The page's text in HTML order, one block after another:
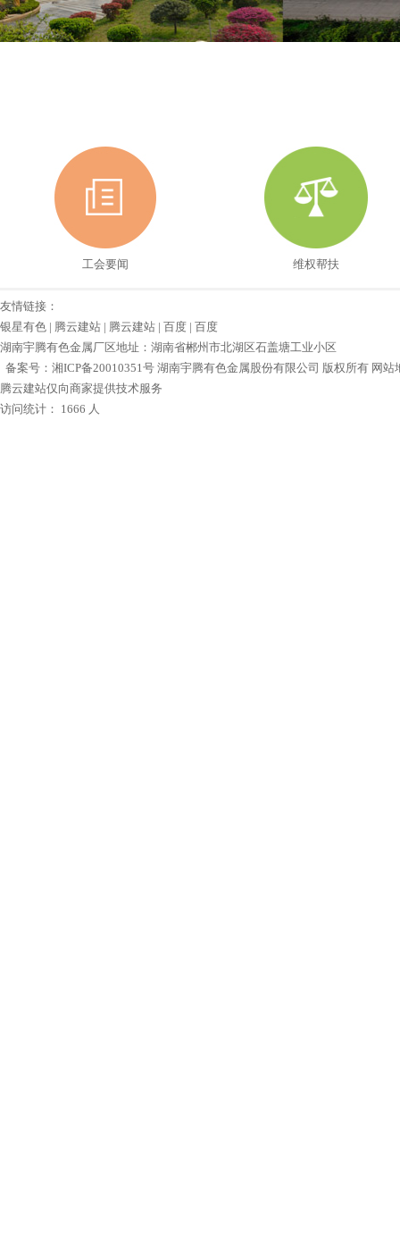
工会要闻 维权帮扶
友情链接：
银星有色 | 腾云建站 | 腾云建站 | 百度 | 百度
湖南宇腾有色金属厂区地址：湖南省郴州市北湖区石盖塘工业小区
备案号： 湘ICP备20010351号 湖南宇腾有色金属股份有限公司 版权所有 网站
腾云建站仅向商家提供技术服务
访问统计： 1666 人